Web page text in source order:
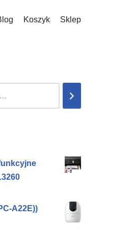
Koszyk Sklep
A22E))